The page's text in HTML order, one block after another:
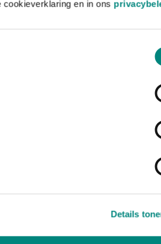
cookieverklaring en in ons
Details